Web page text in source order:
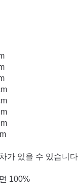
가 있을 수 있습니다
100%